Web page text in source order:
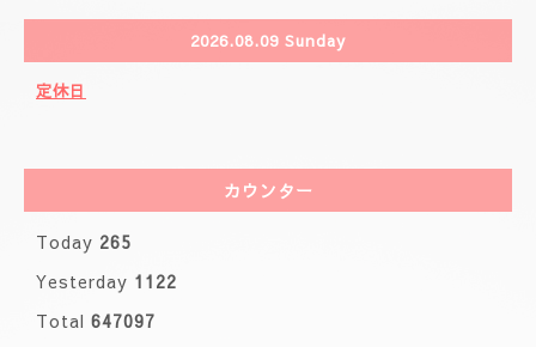
🩷事前の空きお時間になります。🩷